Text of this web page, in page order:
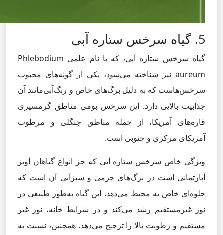
5. گیاه سرخس ستاره آبی
گیاه سرخس ستاره آبی، که با نام علمی Phlebodium
aureum نیز شناخته می‌شود، یکی از گونه‌های محبوب
سرخس‌هاست که به دلیل برگ‌های خاص و رنگ‌آبی‌مانند آن
جذابیت بالایی دارد. این سرخس بومی مناطق گرمسیری
قاره‌های آمریکا، از جمله مناطق جنگلی و مرطوب
آمریکای مرکزی و جنوبی است.
ویژگی خاص سرخس ستاره آبی که جز انواع گیاهان آویز
آپارتمانی است در برگ‌های چرمی و سبزآبی آن است که
جلوه‌ای خاص به محیط می‌دهد. این گیاه به‌طور طبیعی در
نور غیرمستقیم رشد می‌کند و در شرایط خانه، نور غیر
مستقیم و رطوبت بالا را ترجیح می‌دهد. همچنین، نسبت به